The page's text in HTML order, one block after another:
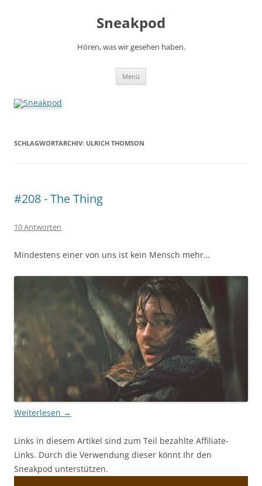
Sneakpod
Hören, was wir gesehen haben.
Menü
SCHLAGWORTARCHIV: ULRICH THOMSON
#208 - The Thing
10 Antworten
Mindestens einer von uns ist kein Mensch mehr…
Weiterlesen →
Links in diesem Artikel sind zum Teil bezahlte Affiliate-
Links. Durch die Verwendung dieser könnt Ihr den
Sneakpod unterstützen.